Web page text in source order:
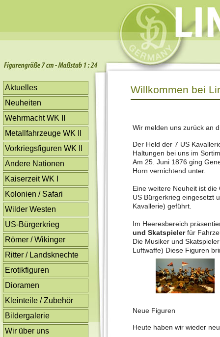
Aktuelles
Neuheiten
Wehrmacht WK II
Metallfahrzeuge WK II
Vorkriegsfiguren WK II
Andere Nationen
Kaiserzeit WK I
Kolonien / Safari
Wilder Westen
US-Bürgerkrieg
Römer / Wikinger
Ritter / Landsknechte
Erotikfiguren
Dioramen
Kleinteile / Zubehör
Bildergalerie
Wir über uns
Willkommen bei
Wir melden uns zurück an
Der Held der 7 US
Haltungen bei uns im
Am 25. Juni 1876 ging
Horn vernichtend unter.
Eine weitere Neuheit ist die
US Bürgerkrieg eingesetzt
Kavallerie) geführt.
Im Heeresbereich
und Skatspielerfür
Die Musiker und
Luftwaffe) Diese Figuren
Neue Figuren
Heute haben wir wieder